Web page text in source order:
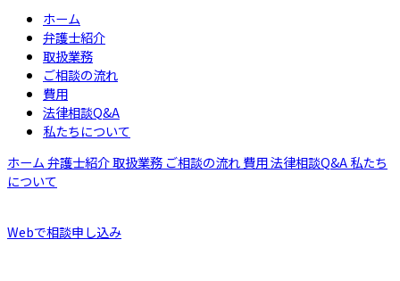
ホーム
弁護士紹介
取扱業務
ご相談の流れ
費用
法律相談Q&A
私たちについて
ホーム弁護士紹介取扱業務 ご相談の流れ費用法律相談Q&A私たち
について
Webで相談申し込み